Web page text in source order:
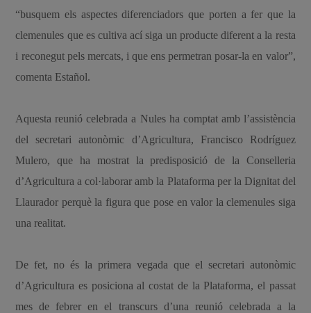
“busquem els aspectes diferenciadors que porten a fer que la
clemenules que es cultiva ací siga un producte diferent a la resta
i reconegut pels mercats, i que ens permetran posar-la en valor”,
comenta Estañol.
Aquesta reunió celebrada a Nules ha comptat amb l’assistència
del secretari autonòmic d’Agricultura, Francisco Rodríguez
Mulero, que ha mostrat la predisposició de la Conselleria
d’Agricultura a col·laborar amb la Plataforma per la Dignitat del
Llaurador perquè la figura que pose en valor la clemenules siga
una realitat.
De fet, no és la primera vegada que el secretari autonòmic
d’Agricultura es posiciona al costat de la Plataforma, el passat
mes de febrer en el transcurs d’una reunió celebrada a la